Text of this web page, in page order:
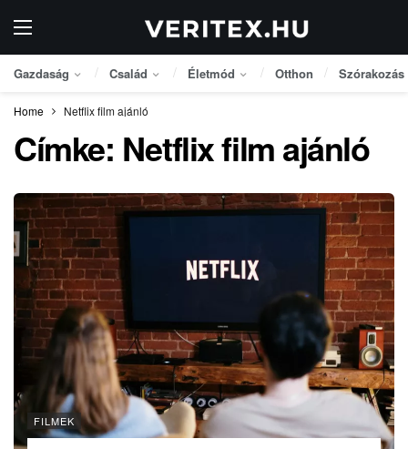
Gazdaság Család Életmód Otthon Szórakozás
Home Netflix film ajánló
Címke: Netflix film ajánló
FILMEK